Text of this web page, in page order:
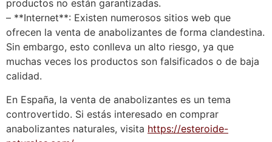
productos no están garantizadas.
– **Internet**: Existen numerosos sitios web que
ofrecen la venta de anabolizantes de forma clandestina.
Sin embargo, esto conlleva un alto riesgo, ya que
muchas veces los productos son falsificados o de baja
calidad.
En España, la venta de anabolizantes es un tema
controvertido. Si estás interesado en comprar
anabolizantes naturales, visita https://esteroide-